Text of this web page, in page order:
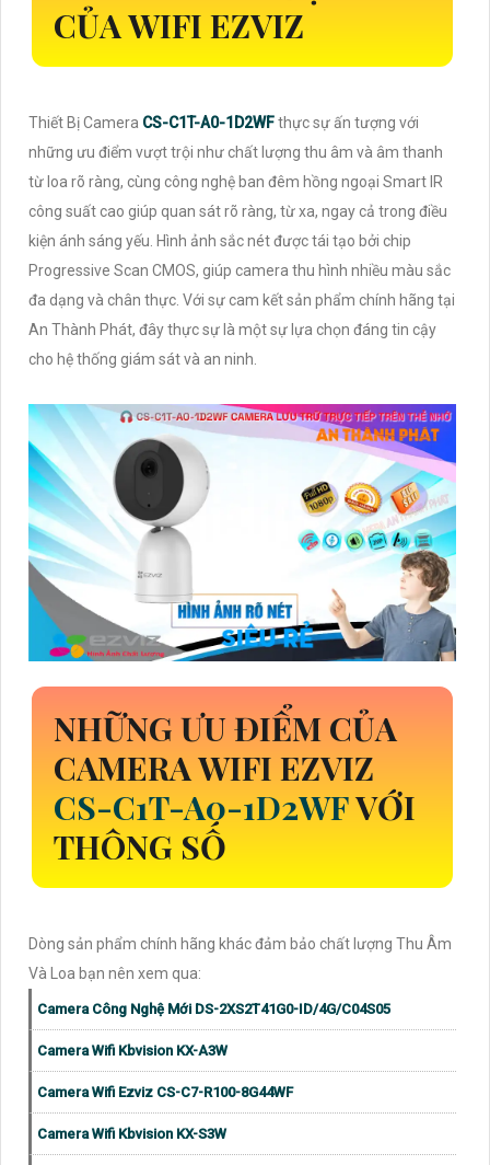
CỦA WIFI EZVIZ
Thiết Bị Camera CS-C1T-A0-1D2WFthực sự ấn tượng với
những ưu điểm vượt trội như chất lượng thu âm và âm thanh
từ loa rõ ràng, cùng công nghệ ban đêm hồng ngoại Smart IR
công suất cao giúp quan sát rõ ràng, từ xa, ngay cả trong điều
kiện ánh sáng yếu. Hình ảnh sắc nét được tái tạo bởi chip
Progressive Scan CMOS, giúp camera thu hình nhiều màu sắc
đa dạng và chân thực. Với sự cam kết sản phẩm chính hãng tại
An Thành Phát, đây thực sự là một sự lựa chọn đáng tin cậy
cho hệ thống giám sát và an ninh.
NHỮNG ƯU ĐIỂM CỦA
CAMERA WIFI EZVIZ
CS-C1T-A0-1D2WFVỚI
THÔNG SỐ
Dòng sản phẩm chính hãng khác đảm bảo chất lượng Thu Âm
Và Loa bạn nên xem qua:
Camera Công Nghệ Mới DS-2XS2T41G0-ID/4G/C04S05
Camera Wifi Kbvision KX-A3W
Camera Wifi Ezviz CS-C7-R100-8G44WF
Camera Wifi Kbvision KX-S3W